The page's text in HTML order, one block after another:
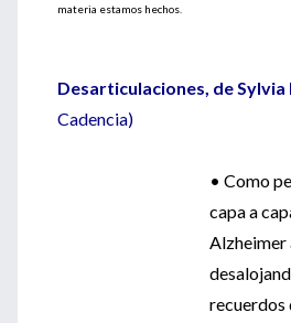
materia estamos hechos.
Desarticulaciones, de
Cadencia)
• Como
capa a
Alzheimer
recuerdos